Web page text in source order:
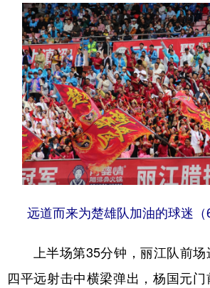
远道而来为楚雄队加油的球迷（
上半场第35分钟，丽江队前场
四平远射击中横梁弹出，杨国元门